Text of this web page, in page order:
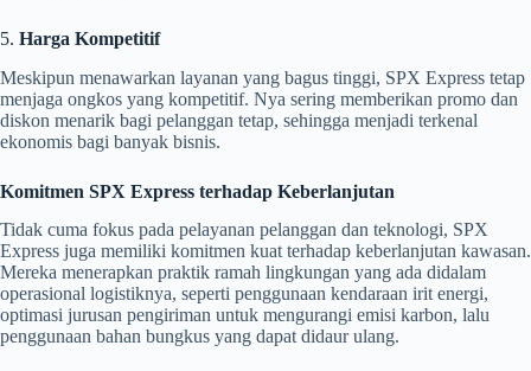
5. Harga Kompetitif
Meskipun menawarkan layanan yang bagus tinggi, SPX Express tetap
menjaga ongkos yang kompetitif. Nya sering memberikan promo dan
diskon menarik bagi pelanggan tetap, sehingga menjadi terkenal
ekonomis bagi banyak bisnis.
Komitmen SPX Express terhadap Keberlanjutan
Tidak cuma fokus pada pelayanan pelanggan dan teknologi, SPX
Express juga memiliki komitmen kuat terhadap keberlanjutan kawasan.
Mereka menerapkan praktik ramah lingkungan yang ada didalam
operasional logistiknya, seperti penggunaan kendaraan irit energi,
optimasi jurusan pengiriman untuk mengurangi emisi karbon, lalu
penggunaan bahan bungkus yang dapat didaur ulang.